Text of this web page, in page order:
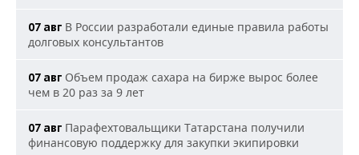
07 авг В России разработали единые правила работы
долговых консультантов
07 авг Объем продаж сахара на бирже вырос более
чем в 20 раз за 9 лет
07 авг Парафехтовальщики Татарстана получили
финансовую поддержку для закупки экипировки